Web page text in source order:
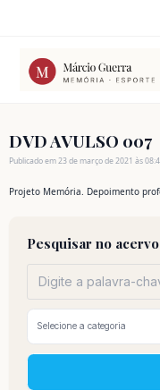
conteúdo
DVD AVULSO 007
Publicado em 23 de março de 2021 às
Projeto Memória. Depoimento
Pesquisar no acervo